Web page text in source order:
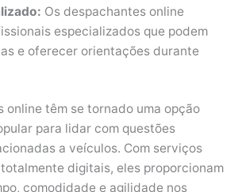
Os despachantes online
especializados que podem
e oferecer orientações durante
online têm se tornado uma opção
para lidar com questões
a veículos. Com serviços
digitais, eles proporcionam
comodidade e agilidade nos